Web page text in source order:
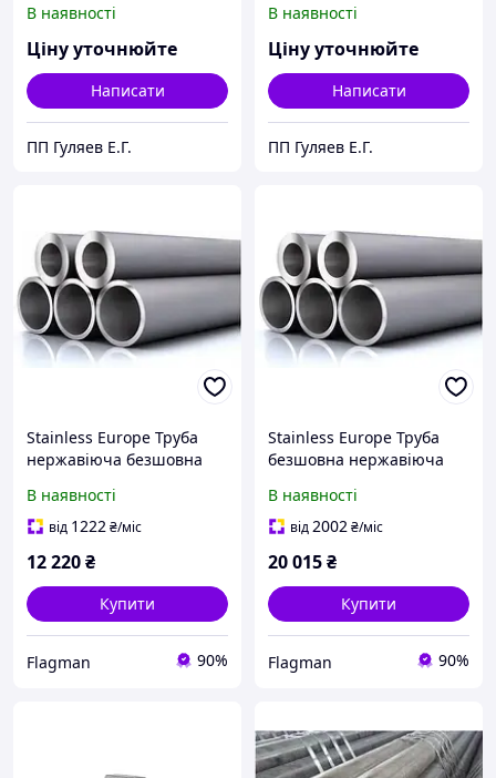
В наявності
Ціну уточнюйте
Написати
ПП Гуляев Е.Г.
В наявності
Ціну уточнюйте
Написати
ПП Гуляев Е.Г.
Stainless Europe Труба
нержавіюча безшовна
1.4541/1.4878/321/321H
120 см
В наявності
від 1222₴/міс
12 220₴
Купити
Flagman 90%
Stainless Europe Труба
безшовна нержавіюча
33,4х3,38мм 1.4404 170см
В наявності
від2002₴/міс
20 015₴
Купити
Flagman 90%